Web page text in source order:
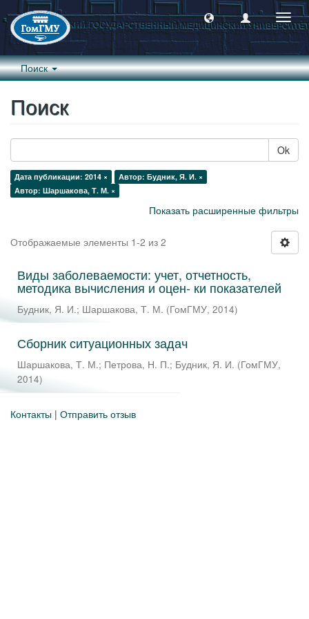
Поиск
Поиск
Ok
Дата публикации: 2014 ×
Автор: Будник, Я. И. ×
Автор: Шаршакова, Т. М. ×
Показать расширенные фильтры
Отображаемые элементы 1-2 из 2
Виды заболеваемости: учет, отчетность,
методика вычисления и оцен- ки показателей
Будник, Я. И.; Шаршакова, Т. М. (ГомГМУ, 2014)
Сборник ситуационных задач
Шаршакова, Т. М.; Петрова, Н. П.; Будник, Я. И. (ГомГМУ,
2014)
Контакты | Отправить отзыв